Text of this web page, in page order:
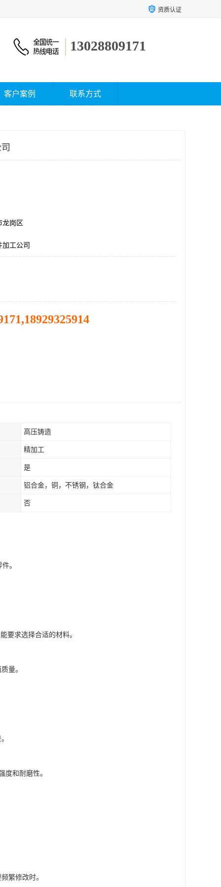
资质认证
13028809171
客户案例 联系方式
龙岗区
工公司
高压铸造
精加工
是
铝合金，铜，不锈钢，钛合金
否
。
要求选择合适的材料。
量。
和耐磨性。
繁修改时。